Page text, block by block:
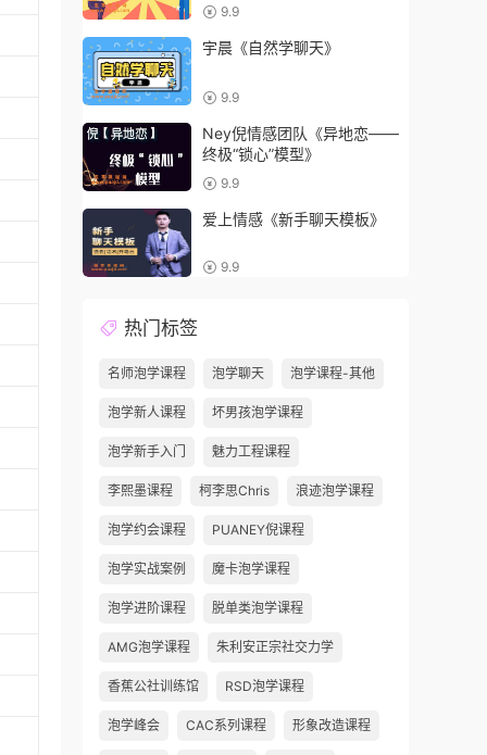
9.9
宇晨《自然学聊天》
9.9
Ney倪情感团队《异地恋——
终极“锁心”模型》
9.9
爱上情感《新手聊天模板》
9.9
热门标签
名师泡学课程 泡学聊天 泡学课程-其他
泡学新人课程 坏男孩泡学课程
泡学新手入门 魅力工程课程
李熙墨课程 柯李思Chris 浪迹泡学课程
泡学约会课程 PUANEY倪课程
泡学实战案例 魔卡泡学课程
泡学进阶课程 脱单类泡学课程
AMG泡学课程 朱利安正宗社交力学
香蕉公社训练馆 RSD泡学课程
泡学峰会 CAC系列课程 形象改造课程